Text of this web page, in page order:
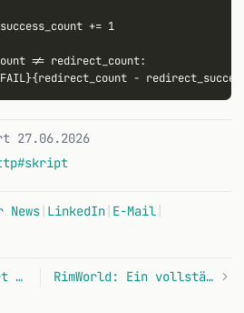
+= 1
!= redirect_count:
27.06.2026
#skript
News LinkedIn E-Mail
Automatischer Export meiner Viessmann Heizung RimWorld: Ein vollständiger Step-by-Step Guide zum Durchspielen